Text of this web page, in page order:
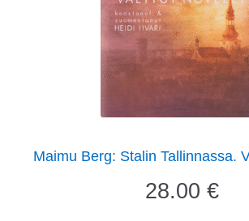
Maimu Berg: Stalin Tallinnassa.
28.00 €